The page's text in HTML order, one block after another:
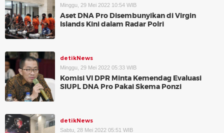
Minggu, 29 Mei 2022 10:54 WIB
Aset DNA Pro Disembunyikan di Virgin
Islands Kini dalam Radar Polri
detikNews
Minggu, 29 Mei 2022 05:33 WIB
Komisi VI DPR Minta Kemendag Evaluasi
SIUPL DNA Pro Pakai Skema Ponzi
detikNews
Sabtu, 28 Mei 2022 05:51 WIB